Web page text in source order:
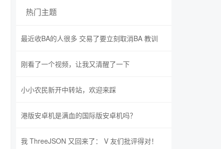
热门主题
最近收BA的人很多 交易了要立刻取消BA 教训
刚看了一个视频，让我又清醒了一下
小小农民新开中转站，欢迎来踩
港版安卓机是满血的国际版安卓机吗？
我 ThreeJSON 又回来了： V 友们批评得对！